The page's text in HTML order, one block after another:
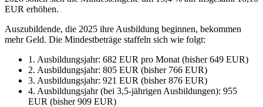
EUR erhöhen.
Auszubildende, die 2025 ihre Ausbildung beginnen, bekommen
mehr Geld. Die Mindestbeträge staffeln sich wie folgt:
1. Ausbildungsjahr: 682 EUR pro Monat (bisher 649 EUR)
2. Ausbildungsjahr: 805 EUR (bisher 766 EUR)
3. Ausbildungsjahr: 921 EUR (bisher 876 EUR)
4. Ausbildungsjahr (bei 3,5-jährigen Ausbildungen): 955
EUR (bisher 909 EUR)